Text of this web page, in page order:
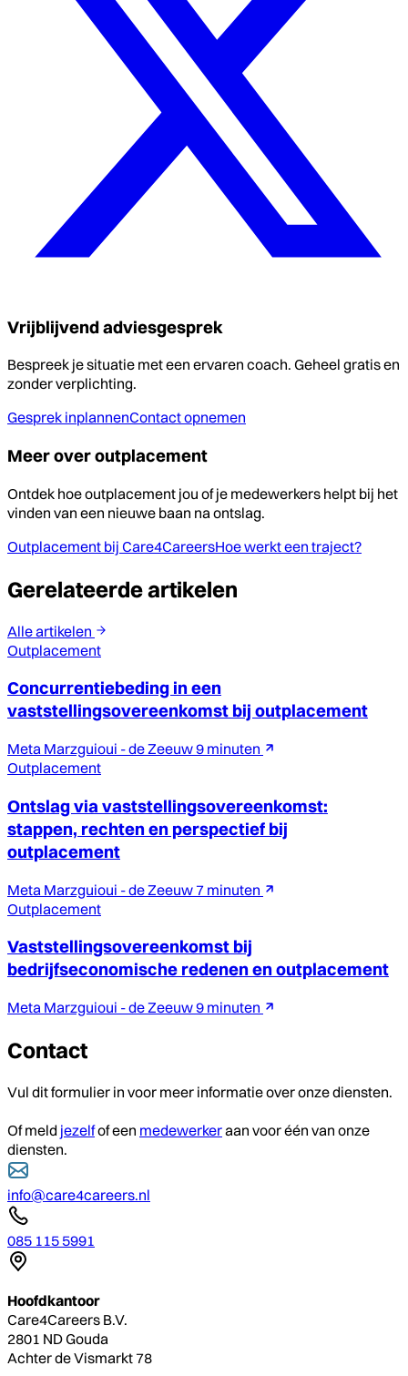
Vrijblijvend adviesgesprek
Bespreek je situatie met een ervaren coach. Geheel gratis en
zonder verplichting.
Gesprek inplannenContact opnemen
Meer over outplacement
Ontdek hoe outplacement jou of je medewerkers helpt bij het
vinden van een nieuwe baan na ontslag.
Outplacement bij Care4CareersHoe werkt een traject?
Gerelateerde artikelen
Alle artikelen
Outplacement
Concurrentiebeding in een
vaststellingsovereenkomst bij outplacement
Meta Marzguioui - de Zeeuw9 minuten
Outplacement
Ontslag via vaststellingsovereenkomst:
stappen, rechten en perspectief bij
outplacement
Meta Marzguioui - de Zeeuw 7 minuten
Outplacement
Vaststellingsovereenkomst bij
bedrijfseconomische redenen en outplacement
Meta Marzguioui - de Zeeuw9 minuten
Contact
Vul dit formulier in voor meer informatie over onze diensten.
Of meld jezelfof een medewerkeraan voor één van onze
diensten.
info@care4careers.nl
085 115 5991
Hoofdkantoor
Care4Careers B.V.
2801 ND Gouda
Achter de Vismarkt 78